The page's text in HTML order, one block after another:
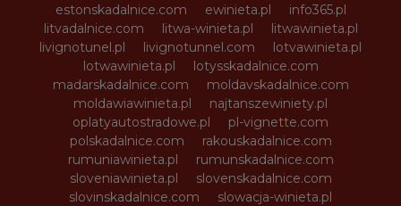
estonskadalnice.com
ewinieta.pl
info365.pl
litvadalnice.com
litwa-winieta.pl
litwawinieta.pl
livignotunel.pl
livignotunnel.com
lotvawinieta.pl
lotwawinieta.pl
lotysskadalnice.com
madarskadalnice.com
moldavskadalnice.com
moldawiawinieta.pl
najtanszewiniety.pl
oplatyautostradowe.pl
pl-vignette.com
polskadalnice.com
rakouskadalnice.com
rumuniawinieta.pl
rumunskadalnice.com
sloveniawinieta.pl
slovenskadalnice.com
slovinskadalnice.com
slowacja-winieta.pl